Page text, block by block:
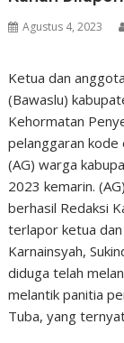
Agustus 4, 2023
Ketua dan
(Bawaslu)
Kehormatan
pelanggaran
(AG) warga
2023 kemarin.
berhasil Redaksi
terlapor ketua
Karnainsyah,
diduga telah
melantik panitia
Tuba, yang